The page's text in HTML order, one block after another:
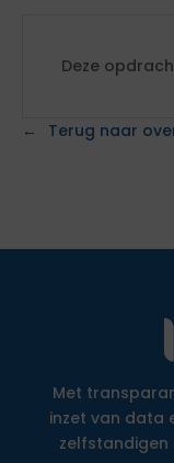
Deze
Terug naar
Met
inzet van data
zelfstandigen